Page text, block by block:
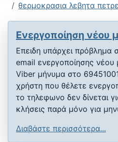
θερμοκρασια λεβητα
Ενεργοποίηση νέου
Επειδη υπάρχει πρόβλημα
email ενεργοποίησης νέου
Viber μήνυμα στο
χρήστη που θέλετε
το τηλεφωνο δεν δίνεται
κλήσεις παρά μόνο για
Διαβάστε περισσότερα...